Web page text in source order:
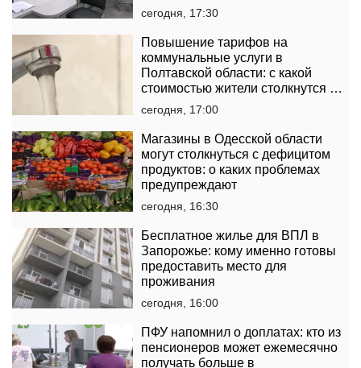
сегодня, 17:30
Повышение тарифов на
коммунальные услуги в
Полтавской области: с какой
стоимостью жители столкнутся в
платежках
сегодня, 17:00
Магазины в Одесской области
могут столкнуться с дефицитом
продуктов: о каких проблемах
предупреждают
сегодня, 16:30
Бесплатное жилье для ВПЛ в
Запорожье: кому именно готовы
предоставить место для
проживания
сегодня, 16:00
ПФУ напомнил о доплатах: кто из
пенсионеров может ежемесячно
получать больше в